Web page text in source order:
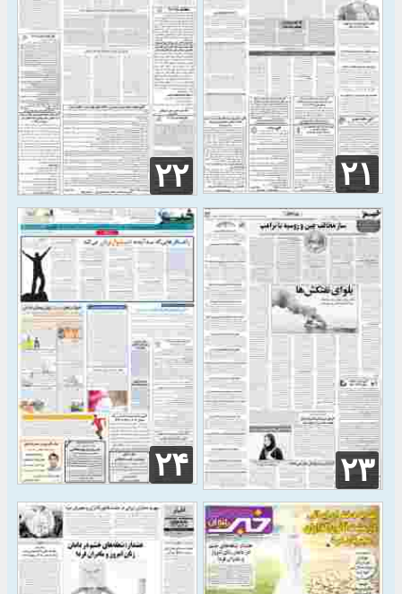
۲۱ ۲۲
۲۳ ۲۴